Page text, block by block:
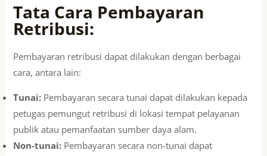
Tata Cara Pembayaran
Retribusi:
Pembayaran retribusi dapat dilakukan dengan berbagai
cara, antara lain:
Tunai: Pembayaran secara tunai dapat dilakukan kepada
petugas pemungut retribusi di lokasi tempat pelayanan
publik atau pemanfaatan sumber daya alam.
Non-tunai: Pembayaran secara non-tunai dapat